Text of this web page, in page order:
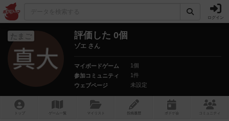
ログイン
たまご 評価した 0個
ゾエ さん
マイボードゲーム
1個
参加コミュニティ
1件
ウェブページ
未設定
トップ ゲーム一覧 マイリスト 投稿履歴 ボ ドゲ コミュニティ